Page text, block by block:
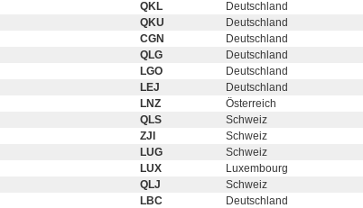
QKL
Deutschland
QKU
Deutschland
CGN
Deutschland
QLG
Deutschland
LGO
Deutschland
LEJ
Deutschland
LNZ
Österreich
QLS
Schweiz
ZJI
Schweiz
LUG
Schweiz
LUX
Luxembourg
QLJ
Schweiz
LBC
Deutschland